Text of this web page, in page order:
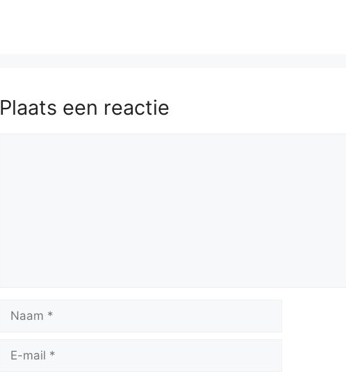
Plaats een reactie
mail